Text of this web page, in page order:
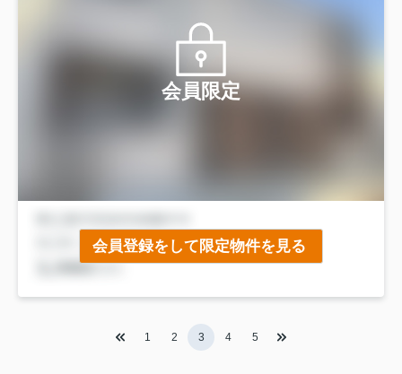
会員限定
会員登録をして限定物件を見る
1 2 3 4 5